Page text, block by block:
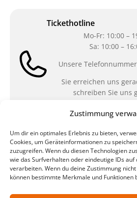
Zustimmung
Um dir ein optimales Erlebnis zu bieten,
Cookies, um Geräteinformationen zu
zuzugreifen. Wenn du diesen Technologien
wie das Surfverhalten oder eindeutige IDs auf
verarbeiten. Wenn du deine Zustimmung
können bestimmte Merkmale und Funktionen
Tickethotline
Mo-Fr: 10:00 –
Sa: 10:00 –
Unsere
Sie erreichen uns
schreiben Sie uns
Kassenöffnungszeiten
unsere
in der Zeit vom
Montag – Freitag: 10-